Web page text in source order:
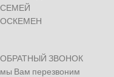
СЕМЕЙ
ОСКЕМЕН
ОБРАТНЫЙ ЗВОНОК
мы Вам перезвоним